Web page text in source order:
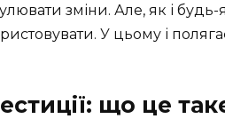
зміни. Але, як і будь-
У цьому і
що це